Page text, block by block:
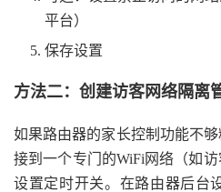
平台）
保存设置
方法二：创建访客网络隔离
如果路由器的家长控制功能不
接到一个专门的WiFi网络（如
设置定时开关。在路由器后台